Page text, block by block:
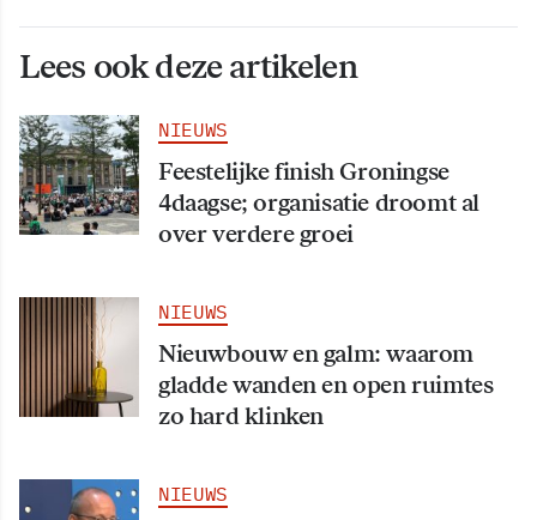
Lees ook deze artikelen
NIEUWS
Feestelijke finish Groningse
4daagse; organisatie droomt al
over verdere groei
NIEUWS
Nieuwbouw en galm: waarom
gladde wanden en open ruimtes
zo hard klinken
NIEUWS